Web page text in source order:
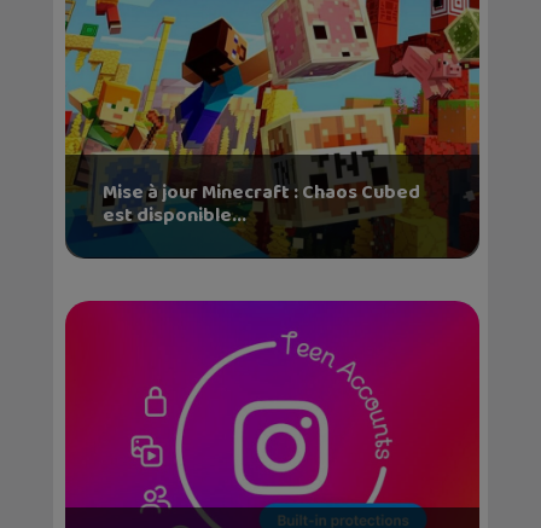
Mise à jour Minecraft : Chaos Cubed
est disponible...